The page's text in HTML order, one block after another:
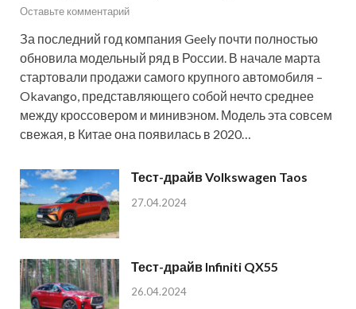
Оставьте комментарий
За последний год компания Geely почти полностью
обновила модельный ряд в России. В начале марта
стартовали продажи самого крупного автомобиля –
Okavango, представляющего собой нечто среднее
между кроссовером и минивэном. Модель эта совсем
свежая, в Китае она появилась в 2020…
Тест-драйв Volkswagen Taos
27.04.2024
Тест-драйв Infiniti QX55
26.04.2024